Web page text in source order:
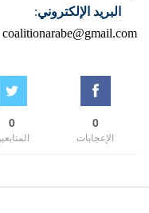
البريد الإلكتروني:
coalitionarabe@gmail.com
0
الإعجابات
0